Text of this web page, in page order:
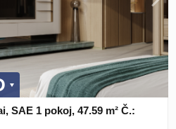
SAE 1 pokoj, 47.59 m² Č.: